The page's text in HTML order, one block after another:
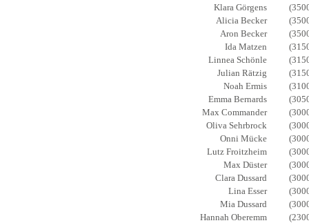
Klara Görgens
Alicia Becker
Aron Becker
Ida Matzen
Linnea Schönle
Julian Rätzig
Noah Ermis
Emma Bernards
Max Commander
Oliva Sehrbrock
Onni Mücke
Lutz Froitzheim
Max Düster
Clara Dussard
Lina Esser
Mia Dussard
Hannah Oberemm